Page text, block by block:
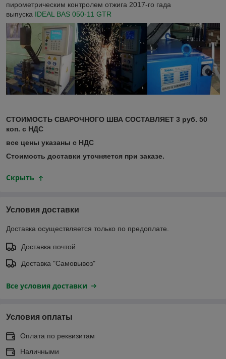
пирометрическим контролем отжига 2017-го гада
выпуска IDEAL BAS 050-11 GTR
СТОИМОСТЬ СВАРОЧНОГО ШВА СОСТАВЛЯЕТ 3 руб. 50
коп. с НДС
все цены указаны с НДС
Стоимость доставки уточняется при заказе.
Скрыть
Условия доставки
Доставка осуществляется только по предоплате.
Доставка почтой
Доставка "Самовывоз"
Все условия доставки
Условия оплаты
Оплата по реквизитам
Наличными